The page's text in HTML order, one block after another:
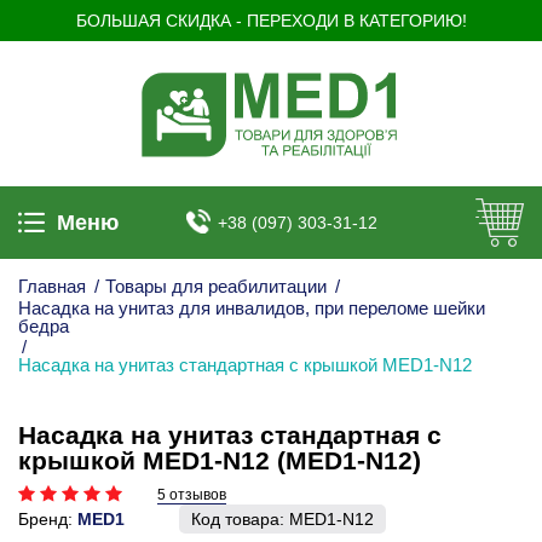
БОЛЬШАЯ СКИДКА - ПЕРЕХОДИ В КАТЕГОРИЮ!
Меню +38 (097) 303-31-12
Главная / Товары для реабилитации /
Насадка на унитаз для инвалидов, при переломе шейки
бедра
/
Насадка на унитаз стандартная с крышкой MED1-N12
Насадка на унитаз стандартная с
крышкой MED1-N12 (MED1-N12)
5 отзывов
Бренд: MED1 Код товара: MED1-N12